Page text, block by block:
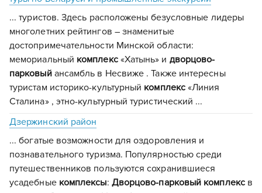
... туристов. Здесь расположены безусловные лидеры
многолетних рейтингов – знаменитые
достопримечательности Минской области:
мемориальный комплекс«Хатынь» и дворцово-
парковыйансамбль в Несвиже . Также интересны
туристам историко-культурный комплекс«Линия
Сталина» , этно-культурный туристический ...
Дзержинский район
... богатые возможности для оздоровления и
познавательного туризма. Популярностью среди
путешественников пользуются сохранившиеся
усадебные комплексы: Дворцово-парковый комплексв